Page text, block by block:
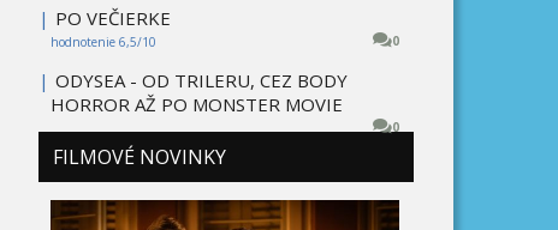
| PO VEČIERKE
0
hodnotenie 6,5/10
| ODYSEA - OD TRILERU, CEZ BODY
HORROR AŽ PO MONSTER MOVIE
0
FILMOVÉ NOVINKY